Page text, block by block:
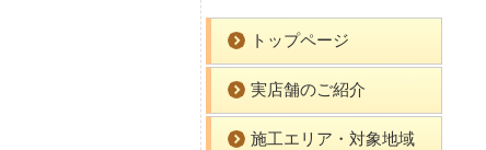
トップページ
実店舗のご紹介
施工エリア・対象地域